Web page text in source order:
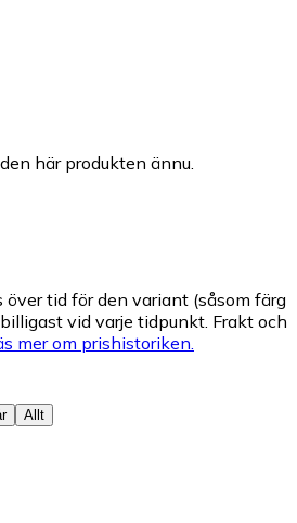
här produkten ännu.
över tid för den variant (såsom färg
vid varje tidpunkt. Frakt och
mer om prishistoriken.
Allt